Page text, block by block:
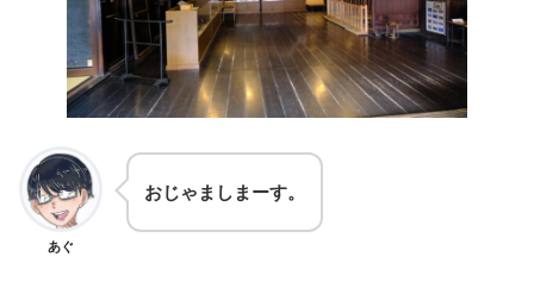
あぐ
おじゃましまーす。